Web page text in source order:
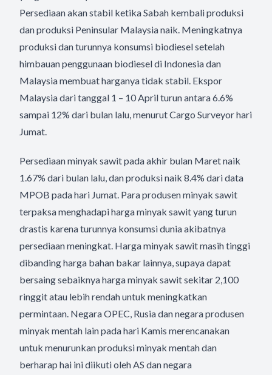
Persediaan akan stabil ketika Sabah kembali produksi
dan produksi Peninsular Malaysia naik. Meningkatnya
produksi dan turunnya konsumsi biodiesel setelah
himbauan penggunaan biodiesel di Indonesia dan
Malaysia membuat harganya tidak stabil. Ekspor
Malaysia dari tanggal 1 – 10 April turun antara 6.6%
sampai 12% dari bulan lalu, menurut Cargo Surveyor hari
Jumat.
Persediaan minyak sawit pada akhir bulan Maret naik
1.67% dari bulan lalu, dan produksi naik 8.4% dari data
MPOB pada hari Jumat. Para produsen minyak sawit
terpaksa menghadapi harga minyak sawit yang turun
drastis karena turunnya konsumsi dunia akibatnya
persediaan meningkat. Harga minyak sawit masih tinggi
dibanding harga bahan bakar lainnya, supaya dapat
bersaing sebaiknya harga minyak sawit sekitar 2,100
ringgit atau lebih rendah untuk meningkatkan
permintaan. Negara OPEC, Rusia dan negara produsen
minyak mentah lain pada hari Kamis merencanakan
untuk menurunkan produksi minyak mentah dan
berharap hai ini diikuti oleh AS dan negara